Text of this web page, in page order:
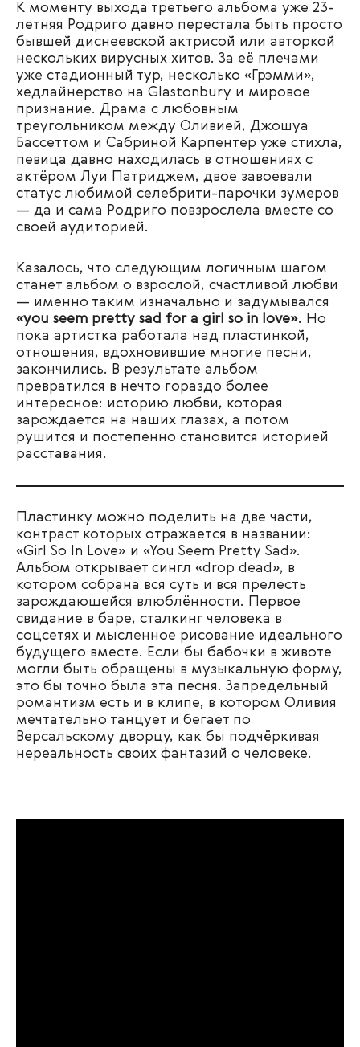
К моменту выхода третьего альбома уже 23-
летняя Родриго давно перестала быть просто
бывшей диснеевской актрисой или авторкой
нескольких вирусных хитов. За её плечами
уже стадионный тур, несколько «Грэмми»,
хедлайнерство на Glastonbury и мировое
признание. Драма с любовным
треугольником между Оливией, Джошуа
Бассеттом и Сабриной Карпентер уже стихла,
певица давно находилась в отношениях с
актёром Луи Патриджем, двое завоевали
статус любимой селебрити-парочки зумеров
— да и сама Родриго повзрослела вместе со
своей аудиторией.
Казалось, что следующим логичным шагом
станет альбом о взрослой, счастливой любви
— именно таким изначально и задумывался
«you seem pretty sad for a girl so in love». Но
пока артистка работала над пластинкой,
отношения, вдохновившие многие песни,
закончились. В результате альбом
превратился в нечто гораздо более
интересное: историю любви, которая
зарождается на наших глазах, а потом
рушится и постепенно становится историей
расставания.
Пластинку можно поделить на две части,
контраст которых отражается в названии:
«Girl So In Love» и «You Seem Pretty Sad».
Альбом открывает сингл «drop dead», в
котором собрана вся суть и вся прелесть
зарождающейся влюблённости. Первое
свидание в баре, сталкинг человека в
соцсетях и мысленное рисование идеального
будущего вместе. Если бы бабочки в животе
могли быть обращены в музыкальную форму,
это бы точно была эта песня. Запредельный
романтизм есть и в клипе, в котором Оливия
мечтательно танцует и бегает по
Версальскому дворцу, как бы подчёркивая
нереальность своих фантазий о человеке.